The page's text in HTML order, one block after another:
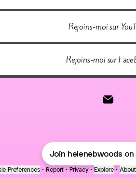
Rejoins-moi sur
Rejoins-moi sur
Join helenebwoods
Preferences • Report • Privacy • Explore •